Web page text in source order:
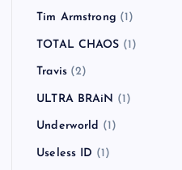
Tim Armstrong (1)
TOTAL CHAOS (1)
Travis(2)
ULTRA BRAiN (1)
Underworld (1)
Useless ID (1)